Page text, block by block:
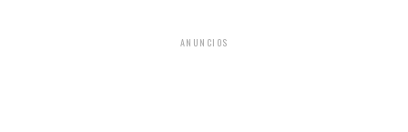
ANUNCIOS